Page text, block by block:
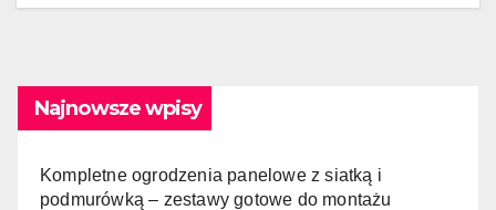
Najnowsze wpisy
Kompletne ogrodzenia panelowe z siatką i
podmurówką – zestawy gotowe do montażu